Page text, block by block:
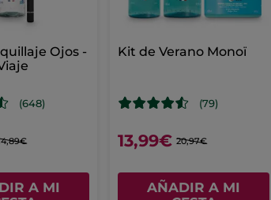
Ojos -
(648)
A MI
Kit de Verano Monoï
(79)
13,99€ 20,97€
AÑADIR A MI